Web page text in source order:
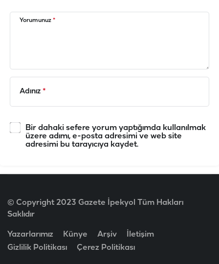
Yorumunuz *
Adınız *
Bir dahaki sefere yorum yaptığımda kullanılmak
üzere adımı, e-posta adresimi ve web site
adresimi bu tarayıcıya kaydet.
© Copyright 2023 Gazete İpekyol Tüm Hakları
Saklıdır
Yazarlarımız Künye Arşiv
İletişim
Gizlilik Politikası
Çerez Politikası